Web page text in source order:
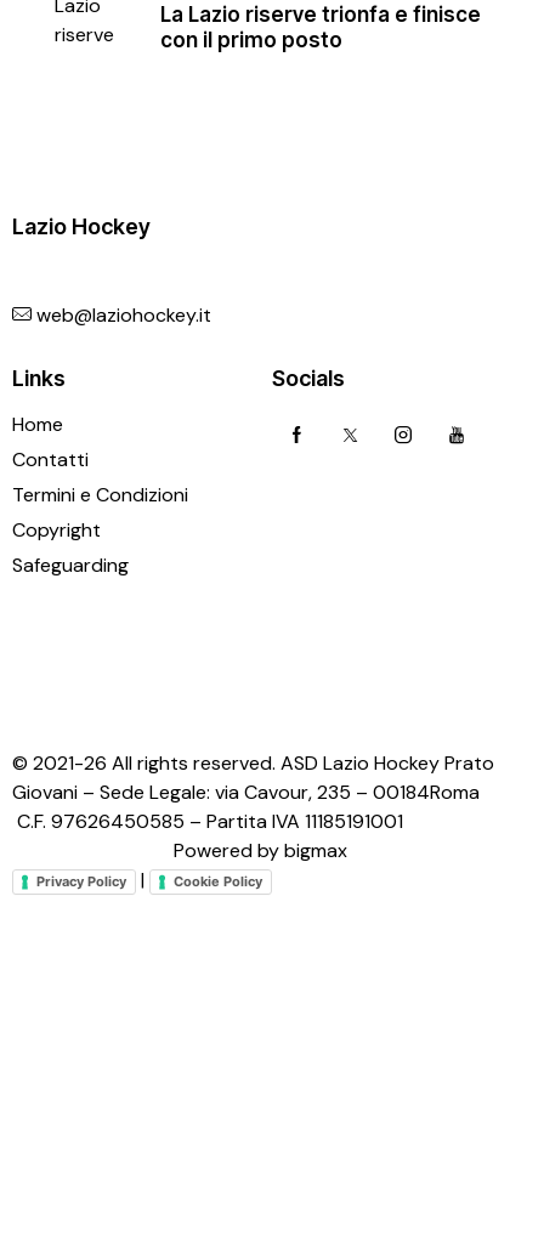
La Lazio riserve trionfa e finisce
con il primo posto
Lazio Hockey
web@laziohockey.it
Links
Home
Contatti
Termini e Condizioni
Copyright
Safeguarding
Socials
© 2021-26 All rights reserved. ASD Lazio Hockey Prato
Giovani – Sede Legale: via Cavour, 235 – 00184Roma
C.F. 97626450585 – Partita IVA 11185191001
Powered by bigmax
Privacy Policy | Cookie Policy